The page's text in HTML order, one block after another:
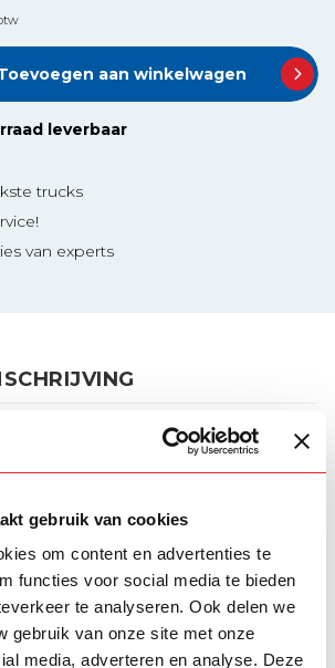
gebruik van cookies
om content en advertenties te
functies voor social media te bieden
te analyseren. Ook delen we
gebruik van onze site met onze
media, adverteren en analyse. Deze
aan winkelwagen
leverbaar
trucks
van experts
donker chrome behuizing
Black Bullet en Silver Arrow